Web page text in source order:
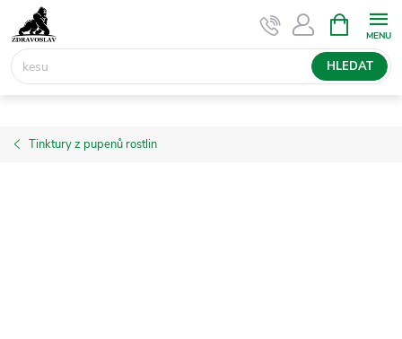
na
obsah
HLEDAT
NÁKUPNÍ
KOŠÍK
Tinktury z pupenů rostlin